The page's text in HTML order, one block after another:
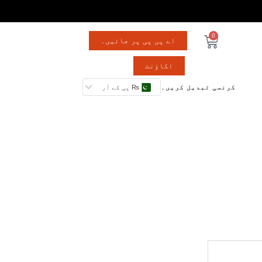
0
اے پی پی پر جائیں۔
اکاؤنٹ
کرنسی تبدیل کریں۔ ₨ پی کے آر